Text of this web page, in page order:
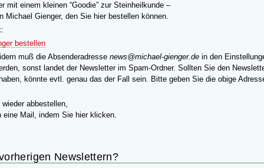
mit einem kleinen “Goodie” zur Steinheilkunde –
Michael Gienger, den Sie hier bestellen können.
bestellen
muß die Absenderadresse news@michael-gienger.de in den
sonst landet der Newsletter im Spam-Ordner. Sollten Sie den
könnte evtl. genau das der Fall sein. Bitte geben Sie die obige
abbestellen,
eine Mail, indem Sie hier klicken.
Newslettern?